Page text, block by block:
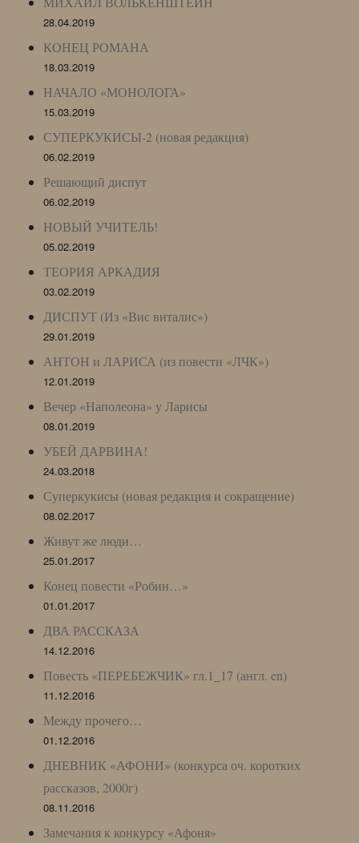
28.04.2019
КОНЕЦ РОМАНА
18.03.2019
НАЧАЛО «МОНОЛОГА»
15.03.2019
СУПЕРКУКИСЫ-2 (новая редакция)
06.02.2019
Решающий диспут
06.02.2019
НОВЫЙ УЧИТЕЛЬ!
05.02.2019
ТЕОРИЯ АРКАДИЯ
03.02.2019
ДИСПУТ (Из «Вис виталис»)
29.01.2019
АНТОН и ЛАРИСА (из повести «ЛЧК»)
12.01.2019
Вечер «Наполеона» у Ларисы
08.01.2019
УБЕЙ ДАРВИНА!
24.03.2018
Суперкукисы (новая редакция и сокращение)
08.02.2017
Живут же люди…
25.01.2017
Конец повести «Робин…»
01.01.2017
ДВА РАССКАЗА
14.12.2016
Повесть «ПЕРЕБЕЖЧИК» гл.1_17 (англ. en)
11.12.2016
Между прочего…
01.12.2016
ДНЕВНИК «АФОНИ» (конкурса оч. коротких
рассказов, 2000г)
08.11.2016
Замечания к конкурсу «Афоня»